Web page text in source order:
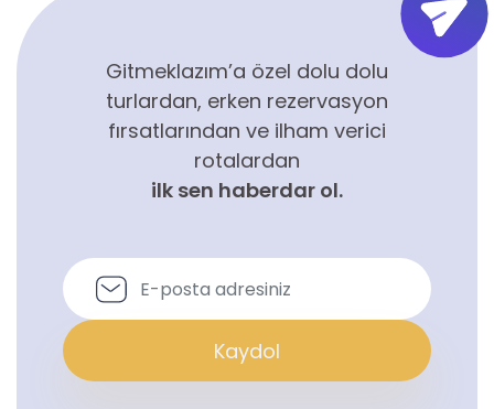
Gitmeklazım’a özel dolu dolu
turlardan, erken rezervasyon
fırsatlarından ve ilham verici
rotalardan
ilk sen haberdar ol.
Kaydol